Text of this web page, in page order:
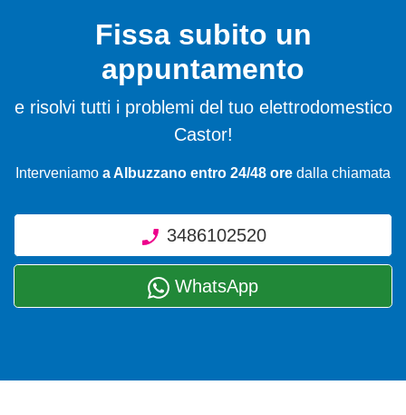
Fissa subito un
appuntamento
e risolvi tutti i problemi del tuo elettrodomestico
Castor!
Interveniamo a Albuzzano entro 24/48 ore dalla chiamata
3486102520
WhatsApp